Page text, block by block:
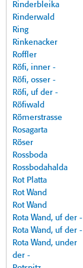
Rinderbleika
Rinderwald
Ring
Rinkenacker
Roffler
Röfi, inner -
Röfi, osser -
Röfi, uf der -
Röfiwald
Römerstrasse
Rosagarta
Röser
Rossboda
Rossbodahalda
Rot Platta
Rot Wand
Rot Wand
Rota Wand, uf der -
Rota Wand, uf der -
Rota Wand, under
der -